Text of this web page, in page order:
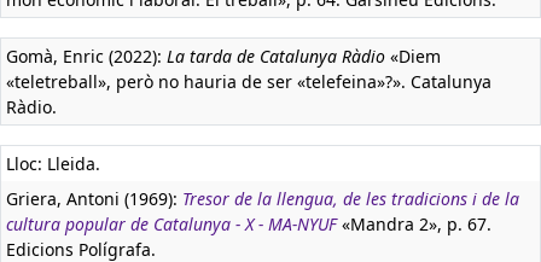
Gomà, Enric (2022): La tarda de Catalunya Ràdio «Diem
«teletreball», però no hauria de ser «telefeina»?». Catalunya
Ràdio.
Lloc: Lleida.
Griera, Antoni (1969): Tresor de la llengua, de les tradicions i de la
cultura popular de Catalunya - X - MA-NYUF«Mandra 2», p. 67.
Edicions Polígrafa.